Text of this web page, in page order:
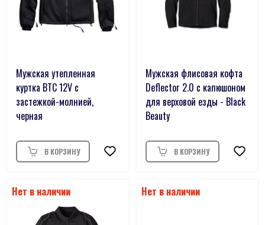
Мужская утепленная
куртка BTC 12V с
застежкой-молнией,
черная
Мужская флисовая кофта
Deflector 2.0 с капюшоном
для верховой езды - Black
Beauty